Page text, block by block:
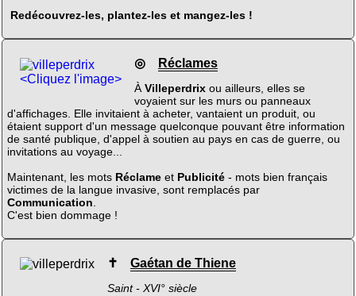
Redécouvrez-les, plantez-les et mangez-les !
<Cliquez l'image>
◎ Réclames
ÀVilleperdrixou ailleurs, elles se
voyaient sur les murs ou panneaux
d'affichages. Elle invitaient à acheter, vantaient un produit, ou
étaient support d'un message quelconque pouvant être information
de santé publique, d'appel à soutien au pays en cas de guerre, ou
invitations au voyage...
Maintenant, les mots Réclameet Publicité- mots bien français
victimes de la langue invasive, sont remplacés par
Communication.
C'est bien dommage !
✝ Gaétan de Thiene
Saint - XVI° siècle